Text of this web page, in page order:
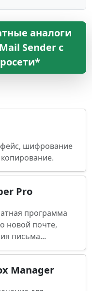
аналоги
Sender с
шифрование
Pro
программа
новой почте,
письма...
Manager